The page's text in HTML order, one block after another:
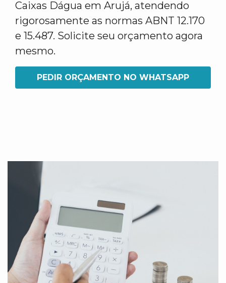
Caixas Dágua em Arujá, atendendo
rigorosamente as normas ABNT 12.170
e 15.487. Solicite seu orçamento agora
mesmo.
PEDIR ORÇAMENTO NO WHATSAPP